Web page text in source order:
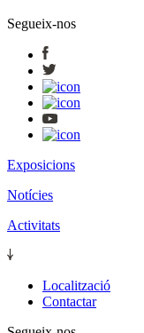
Segueix-nos
Exposicions
Notícies
Activitats
Localització
Contactar